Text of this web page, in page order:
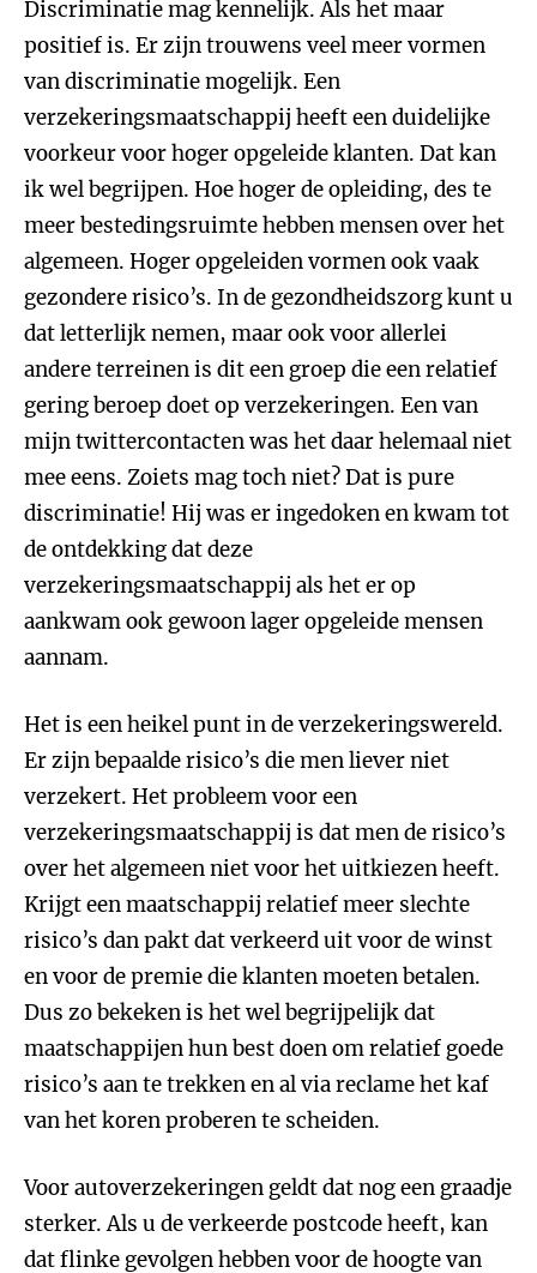
Discriminatie mag kennelijk. Als het maar
positief is. Er zijn trouwens veel meer vormen
van discriminatie mogelijk. Een
verzekeringsmaatschappij heeft een duidelijke
voorkeur voor hoger opgeleide klanten. Dat kan
ik wel begrijpen. Hoe hoger de opleiding, des te
meer bestedingsruimte hebben mensen over het
algemeen. Hoger opgeleiden vormen ook vaak
gezondere risico’s. In de gezondheidszorg kunt u
dat letterlijk nemen, maar ook voor allerlei
andere terreinen is dit een groep die een relatief
gering beroep doet op verzekeringen. Een van
mijn twittercontacten was het daar helemaal niet
mee eens. Zoiets mag toch niet? Dat is pure
discriminatie! Hij was er ingedoken en kwam tot
de ontdekking dat deze
verzekeringsmaatschappij als het er op
aankwam ook gewoon lager opgeleide mensen
aannam.
Het is een heikel punt in de verzekeringswereld.
Er zijn bepaalde risico’s die men liever niet
verzekert. Het probleem voor een
verzekeringsmaatschappij is dat men de risico’s
over het algemeen niet voor het uitkiezen heeft.
Krijgt een maatschappij relatief meer slechte
risico’s dan pakt dat verkeerd uit voor de winst
en voor de premie die klanten moeten betalen.
Dus zo bekeken is het wel begrijpelijk dat
maatschappijen hun best doen om relatief goede
risico’s aan te trekken en al via reclame het kaf
van het koren proberen te scheiden.
Voor autoverzekeringen geldt dat nog een graadje
sterker. Als u de verkeerde postcode heeft, kan
dat flinke gevolgen hebben voor de hoogte van